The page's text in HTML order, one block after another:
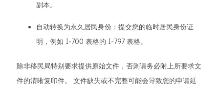
副本。
自动转换为永久居民身份：提交您的临时居民身份证
明，例如 I-700 表格的 I-797 表格。
除非移民局特别要求提供原始文件，否则请务必附上所要求文
件的清晰复印件。 文件缺失或不完整可能会导致您的申请延